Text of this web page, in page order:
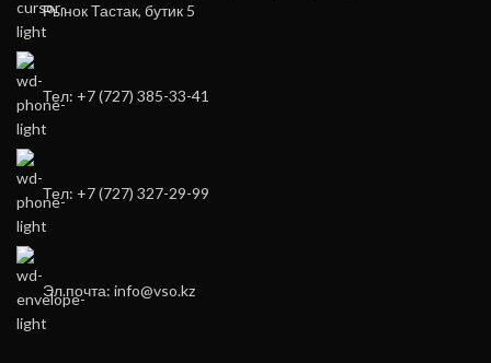
Рынок Тастак, бутик 5
Тел: +7 (727) 385-33-41
Тел: +7 (727) 327-29-99
Эл.почта: info@vso.kz